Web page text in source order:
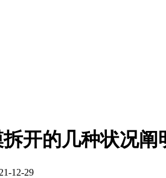
开的几种状况阐
12-29